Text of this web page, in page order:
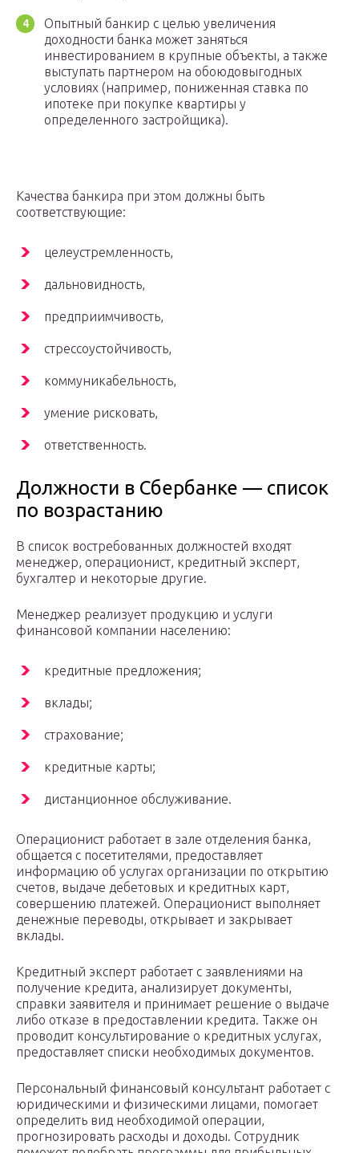
Опытный банкир с целью увеличения
доходности банка может заняться
инвестированием в крупные объекты, а также
выступать партнером на обоюдовыгодных
условиях (например, пониженная ставка по
ипотеке при покупке квартиры у
определенного застройщика).
Качества банкира при этом должны быть
соответствующие:
целеустремленность,
дальновидность,
предприимчивость,
стрессоустойчивость,
коммуникабельность,
умение рисковать,
ответственность.
Должности в Сбербанке — список
по возрастанию
В список востребованных должностей входят
менеджер, операционист, кредитный эксперт,
бухгалтер и некоторые другие.
Менеджер реализует продукцию и услуги
финансовой компании населению:
кредитные предложения;
вклады;
страхование;
кредитные карты;
дистанционное обслуживание.
Операционист работает в зале отделения банка,
общается с посетителями, предоставляет
информацию об услугах организации по открытию
счетов, выдаче дебетовых и кредитных карт,
совершению платежей. Операционист выполняет
денежные переводы, открывает и закрывает
вклады.
Кредитный эксперт работает с заявлениями на
получение кредита, анализирует документы,
справки заявителя и принимает решение о выдаче
либо отказе в предоставлении кредита. Также он
проводит консультирование о кредитных услугах,
предоставляет списки необходимых документов.
Персональный финансовый консультант работает с
юридическими и физическими лицами, помогает
определить вид необходимой операции,
прогнозировать расходы и доходы. Сотрудник